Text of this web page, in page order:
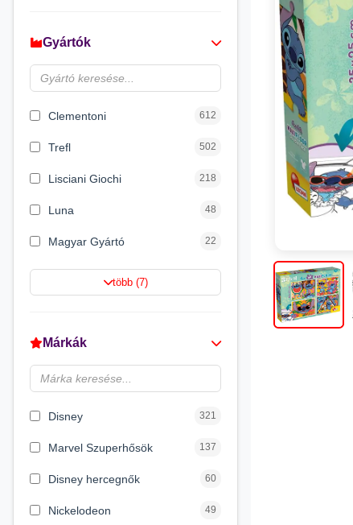
Gyártók
Clementoni 612
Trefl 502
Lisciani Giochi 218
Luna 48
Magyar Gyártó 22
Spin Master 16
Flair Toys
Zikin 2
több (7)
Márkák
Disney 321
Marvel Szuperhősök 137
Disney hercegnők 60
Nickelodeon 49